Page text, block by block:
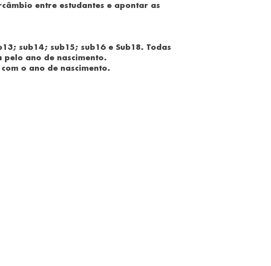
entre estudantes e apontar as
sub14; sub15; sub16 e Sub18. Todas
pelo ano de nascimento.
o ano de nascimento.